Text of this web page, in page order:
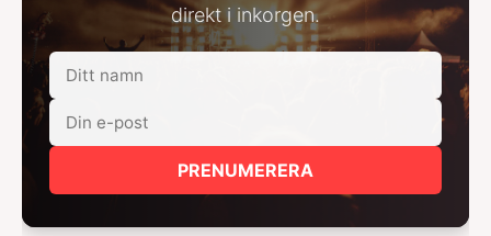
direkt i inkorgen.
PRENUMERERA